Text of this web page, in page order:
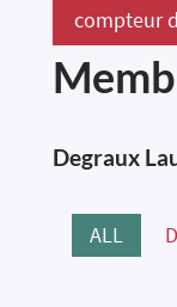
compteur
Degraux
ALL D